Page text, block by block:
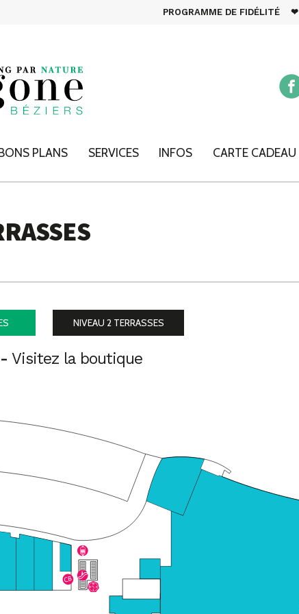
PROGRAMME DE FIDÉLITÉ ❤
PLANS SERVICES INFOS CARTE CADEAU
NIVEAU 2 TERRASSES
Visitez la boutique